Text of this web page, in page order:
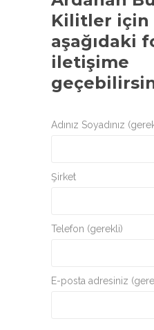
Kilitler için
aşağıdaki
iletişime
Adınız Soyadınız
Şirket
Telefon (gerekli)
E-posta adresiniz